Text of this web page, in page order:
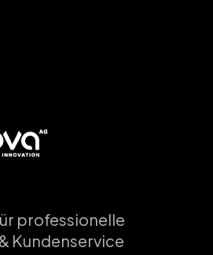
professionelle
Kundenservice